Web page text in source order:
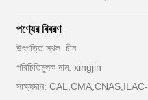
পণ্যের বিবরণ
উৎপত্তি স্থল: চীন
পরিচিতিমুলক নাম: xingjin
সাক্ষ্যদান: